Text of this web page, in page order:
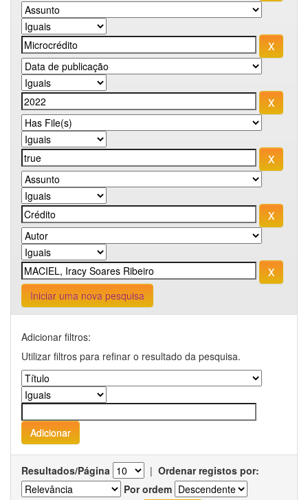
Iniciar uma nova pesquisa
Adicionar filtros:
Utilizar filtros para refinar o resultado da pesquisa.
Resultados/Página | Ordenar registos por:
Por ordem